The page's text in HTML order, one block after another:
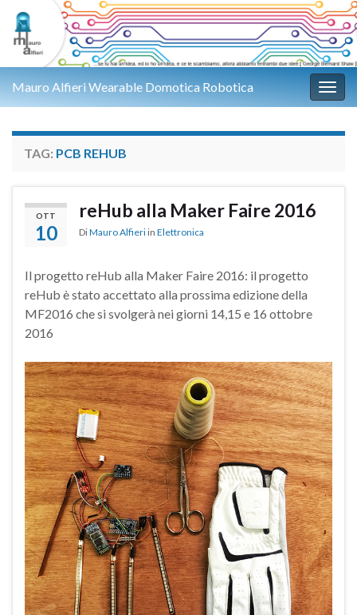
Mauro Alfieri Wearable Domotica Robotica
TAG: PCB REHUB
OTT
10
reHub alla Maker Faire 2016
DiMauro Alfieri in Elettronica
Il progetto reHub alla Maker Faire 2016: il progetto
reHub è stato accettato alla prossima edizione della
MF2016 che si svolgerà nei giorni 14,15 e 16 ottobre
2016